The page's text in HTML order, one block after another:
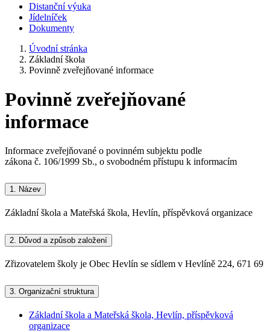
Distanční výuka
Jídelníček
Dokumenty
Úvodní stránka
Základní škola
Povinně zveřejňované informace
Povinně zveřejňované
informace
Informace zveřejňované o povinném subjektu podle
zákona č. 106/1999 Sb., o svobodném přístupu k informacím
1. Název
Základní škola a Mateřská škola, Hevlín, příspěvková organizace
2. Důvod a způsob založení
Zřizovatelem školy je Obec Hevlín se sídlem v Hevlíně 224, 671 69
3. Organizační struktura
Základní škola a Mateřská škola, Hevlín, příspěvková
organizace